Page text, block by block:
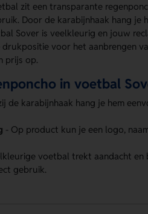
zit een transparante
Door de karabijnhaak hang je
Sover is veelkleurig en jouw
voor het aanbrengen
prijs op.
in voetbal
de karabijnhaak hang je hem
- Op product kun je een logo,
voetbal trekt aandacht en
gebruik.